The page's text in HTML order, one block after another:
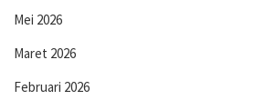
Mei 2026
Maret 2026
Februari 2026